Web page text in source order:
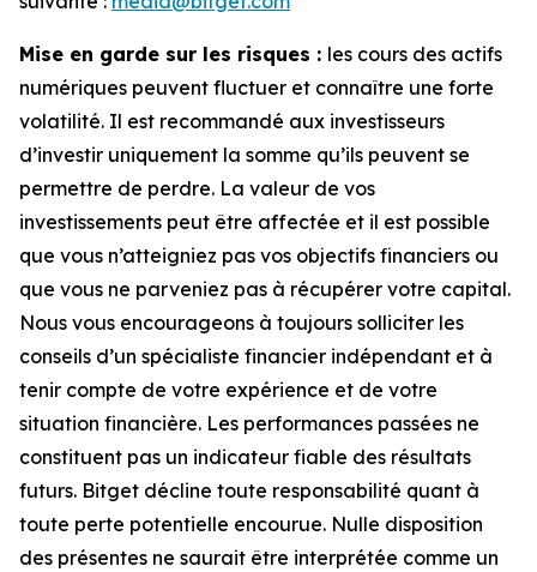
Mise en garde sur les risques : les cours des actifs
numériques peuvent fluctuer et connaître une forte
volatilité. Il est recommandé aux investisseurs
d’investir uniquement la somme qu’ils peuvent se
permettre de perdre. La valeur de vos
investissements peut être affectée et il est possible
que vous n’atteigniez pas vos objectifs financiers ou
que vous ne parveniez pas à récupérer votre capital.
Nous vous encourageons à toujours solliciter les
conseils d’un spécialiste financier indépendant et à
tenir compte de votre expérience et de votre
situation financière. Les performances passées ne
constituent pas un indicateur fiable des résultats
futurs. Bitget décline toute responsabilité quant à
toute perte potentielle encourue. Nulle disposition
des présentes ne saurait être interprétée comme un